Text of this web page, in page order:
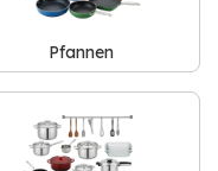
Pfannen